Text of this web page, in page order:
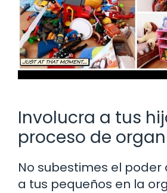
Involucra a tus
proceso de
No subestimes el poder
a tus pequeños en la